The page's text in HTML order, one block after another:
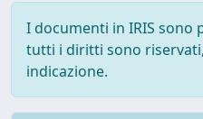
I documenti in IRIS
tutti i diritti sono
indicazione.